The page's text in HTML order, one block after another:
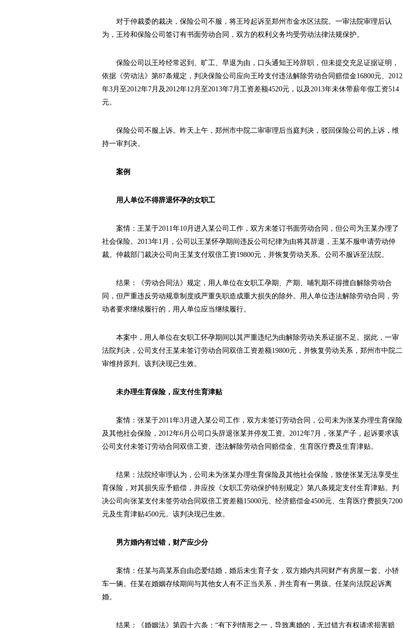
对于仲裁委的裁决，保险公司不服，将王玲起诉至郑州市金水区法院。一审法院审理后认
为，王玲和保险公司签订有书面劳动合同，双方的权利义务均受劳动法律法规保护。
保险公司以王玲经常迟到、旷工、早退为由，口头通知王玲辞职，但未提交充足证据证明，
依据《劳动法》第87条规定，判决保险公司应向王玲支付违法解除劳动合同赔偿金16800元、2012
年3月至2012年7月及2012年12月至2013年7月工资差额4520元，以及2013年未休带薪年假工资514
元。
保险公司不服上诉。昨天上午，郑州市中院二审审理后当庭判决，驳回保险公司的上诉，维
持一审判决。
案例
用人单位不得辞退怀孕的女职工
案情：王某于2011年10月进入某公司工作，双方未签订书面劳动合同，但公司为王某办理了
社会保险。2013年1月，公司以王某怀孕期间违反公司纪律为由将其辞退，王某不服申请劳动仲
裁。仲裁部门裁决公司向王某支付双倍工资19800元，并恢复劳动关系。公司不服诉至法院。
结果：《劳动合同法》规定，用人单位在女职工孕期、产期、哺乳期不得擅自解除劳动合
同，但严重违反劳动规章制度或严重失职造成重大损失的除外。用人单位违法解除劳动合同，劳
动者要求继续履行的，用人单位应当继续履行。
本案中，用人单位在女职工怀孕期间以其严重违纪为由解除劳动关系证据不足。据此，一审
法院判决，公司支付王某未签订劳动合同双倍工资差额19800元，并恢复劳动关系，郑州市中院二
审维持原判。该判决现已生效。
未办理生育保险，应支付生育津贴
案情：张某于2011年3月进入某公司工作，双方未签订劳动合同，公司未为张某办理生育保险
及其他社会保险，2012年6月公司口头辞退张某并停发工资。2012年7月，张某产子，起诉要求该
公司支付未签订劳动合同双倍工资、违法解除劳动合同赔偿金、生育医疗费及生育津贴。
结果：法院经审理认为，公司未为张某办理生育保险及其他社会保险，致使张某无法享受生
育保险，对其损失应予赔偿，并应按《女职工劳动保护特别规定》第八条规定支付生育津贴。判
决公司向张某支付未签劳动合同双倍工资差额15000元、经济赔偿金4500元、生育医疗费损失7200
元及生育津贴4500元。该判决现已生效。
男方婚内有过错，财产应少分
案情：任某与高某系自由恋爱结婚，婚后未生育子女，双方婚内共同财产有房屋一套、小轿
车一辆。任某在婚姻存续期间与其他女人有不正当关系，并生育有一男孩。任某向法院起诉离
婚。
结果：《婚姻法》第四十六条：“有下列情形之一，导致离婚的，无过错方有权请求损害赔